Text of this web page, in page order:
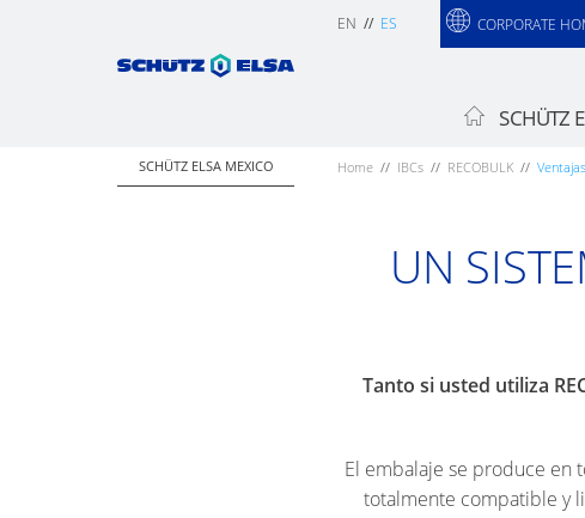
EN ES CORPORATE
SCHÜTZ
SCHÜTZ ELSA MEXICO Home IBCs RECOBULK Ventajas
UN
Tanto si usted utiliza
El embalaje se produce en
totalmente compatible y